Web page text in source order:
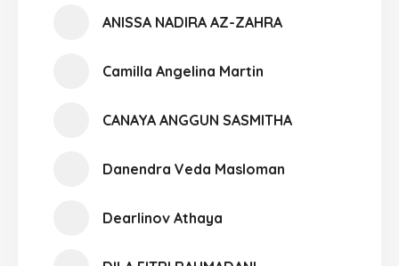
ANISSA NADIRA AZ-ZAHRA
Camilla Angelina Martin
CANAYA ANGGUN SASMITHA
Danendra Veda Masloman
Dearlinov Athaya